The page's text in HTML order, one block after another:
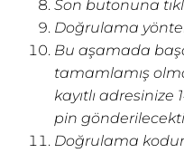
Son butonuna
Doğrulama
Bu aşamada
tamamlamış
kayıtlı
pin
Doğrulama